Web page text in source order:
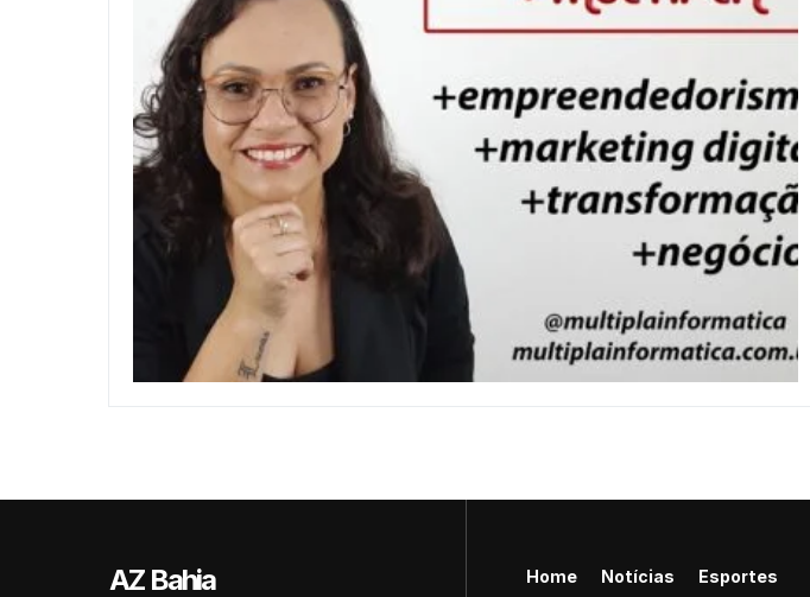
AZ Bahia Home Notícias Esportes